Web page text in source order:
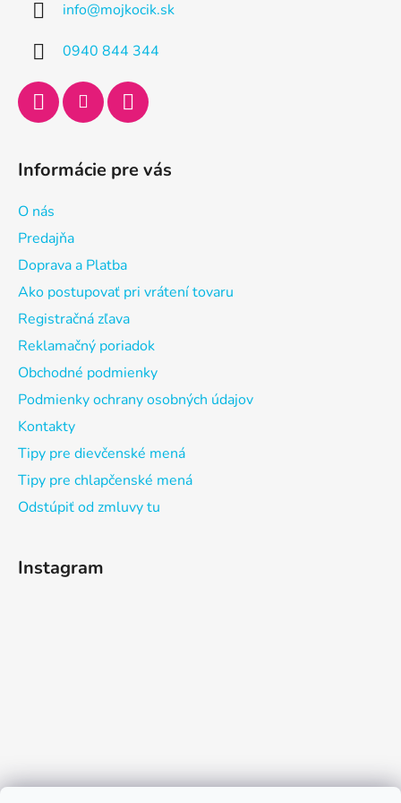
info@mojkocik.sk
0940 844 344
Informácie pre vás
O nás
Predajňa
Doprava a Platba
Ako postupovať pri vrátení tovaru
Registračná zľava
Reklamačný poriadok
Obchodné podmienky
Podmienky ochrany osobných údajov
Kontakty
Tipy pre dievčenské mená
Tipy pre chlapčenské mená
Odstúpiť od zmluvy tu
Instagram